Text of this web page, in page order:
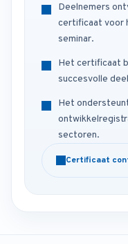
Deelnemers
certificaat voor
seminar.
Het certificaat
succesvolle
Het
sectoren.
Certificaat